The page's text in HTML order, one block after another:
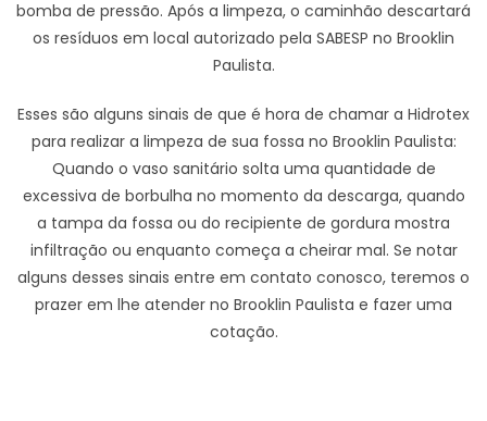
bomba de pressão. Após a limpeza, o caminhão descartará
os resíduos em local autorizado pela SABESP no Brooklin
Paulista.
Esses são alguns sinais de que é hora de chamar a Hidrotex
para realizar a limpeza de sua fossa no Brooklin Paulista:
Quando o vaso sanitário solta uma quantidade de
excessiva de borbulha no momento da descarga, quando
a tampa da fossa ou do recipiente de gordura mostra
infiltração ou enquanto começa a cheirar mal. Se notar
alguns desses sinais entre em contato conosco, teremos o
prazer em lhe atender no Brooklin Paulista e fazer uma
cotação.